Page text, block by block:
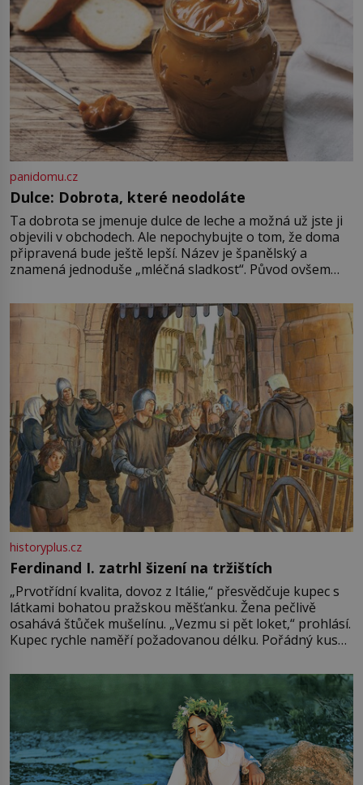
panidomu.cz
Dulce: Dobrota, které neodoláte
Ta dobrota se jmenuje dulce de leche a možná už jste ji
objevili v obchodech. Ale nepochybujte o tom, že doma
připravená bude ještě lepší. Název je španělský a
znamená jednoduše „mléčná sladkost“. Původ ovšem
pře hned několik latinskoamerických zemí a k tomu
Francie, kde se traduje,
historyplus.cz
Ferdinand I. zatrhl šizení na tržištích
„Prvotřídní kvalita, dovoz z Itálie,“ přesvědčuje kupec s
látkami bohatou pražskou měšťanku. Žena pečlivě
osahává štůček mušelínu. „Vezmu si pět loket,“ prohlásí.
Kupec rychle naměří požadovanou délku. Pořádný kus
milostpaní. Stačí jenom na sukni,“ zhodnotí švadlena
množství růžového mušelínu. „Ošidili vás, podívejte.“